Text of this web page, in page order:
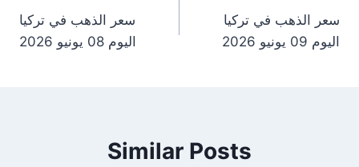
سعر الذهب في تركيا
اليوم 08 يونيو 2026
سعر الذهب في تركيا
اليوم 09 يونيو 2026
Similar Posts